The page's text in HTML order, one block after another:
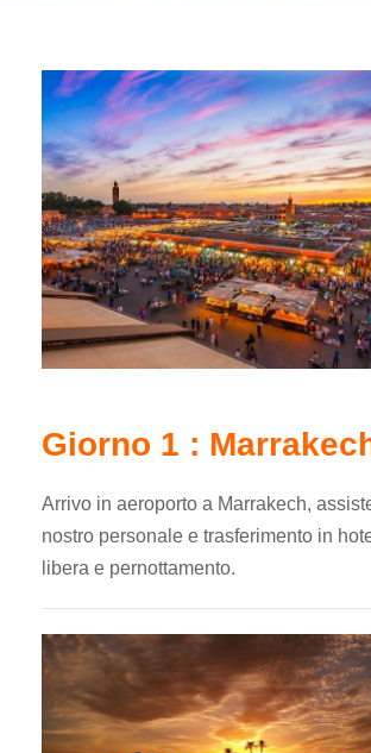
Giorno 1 :
Arrivo in aeroporto a Marrakech,
nostro personale e trasferimento in
libera e pernottamento.